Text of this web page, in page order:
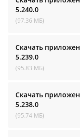
5.240.0
(97.36 МБ)
Скачать
5.239.0
(95.83 МБ)
Скачать
5.238.0
(95.74 МБ)